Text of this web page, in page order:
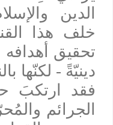
الدين
خلف هذا
تحقيق
دينيّةً - لكنّها
فقد ارتكبَ
الجرائم